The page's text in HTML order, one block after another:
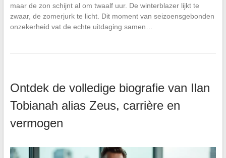
maar de zon schijnt al om twaalf uur. De winterblazer lijkt te
zwaar, de zomerjurk te licht. Dit moment van seizoensgebonden
onzekerheid vat de echte uitdaging samen…
Ontdek de volledige biografie van Ilan
Tobianah alias Zeus, carrière en
vermogen